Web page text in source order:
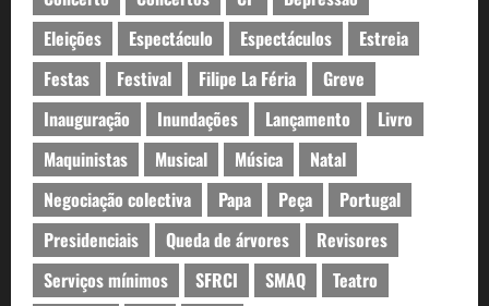
Eleições
Espectáculo Espectáculos
Estreia
Festas
Festival Filipe La Féria
Greve
Inauguração
Inundações Lançamento
Livro
Maquinistas
Musical Música
Natal
Negociação colectiva
Papa Peça
Portugal
Presidenciais
Queda de árvores
Revisores
Serviços mínimos
SFRCI SMAQ
Teatro